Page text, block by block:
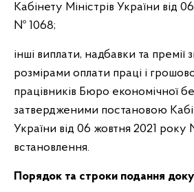
Кабінету Міністрів України від
№ 1068;
інші виплати, надбавки та премії
розмірами оплати праці і
працівників Бюро економічної
затвердженими постановою
України від 06 жовтня 2021 року
встановлення.
Порядок та строки подання